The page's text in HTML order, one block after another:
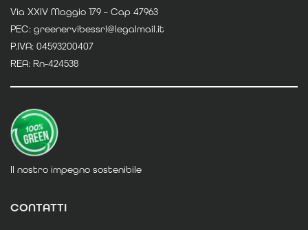
Via XXIV Maggio 179 – Cap 47963
PEC: greenervibessrl@legalmail.it
P.IVA: 04593200407
REA: Rn-424538
Il nostro impegno sostenibile
CONTATTI